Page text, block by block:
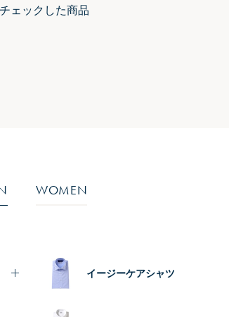
ェックした商品
WOMEN
イージーケアシャツ